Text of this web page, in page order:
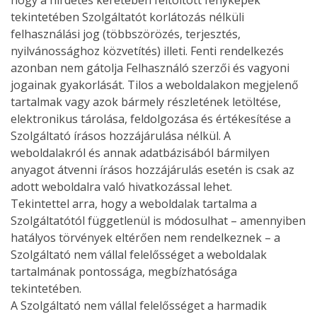
tekintetében Szolgáltatót korlátozás nélküli
felhasználási jog (többszörözés, terjesztés,
nyilvánossághoz közvetítés) illeti. Fenti rendelkezés
azonban nem gátolja Felhasználó szerzői és vagyoni
jogainak gyakorlását. Tilos a weboldalakon megjelenő
tartalmak vagy azok bármely részletének letöltése,
elektronikus tárolása, feldolgozása és értékesítése a
Szolgáltató írásos hozzájárulása nélkül. A
weboldalakról és annak adatbázisából bármilyen
anyagot átvenni írásos hozzájárulás esetén is csak az
adott weboldalra való hivatkozással lehet.
Tekintettel arra, hogy a weboldalak tartalma a
Szolgáltatótól függetlenül is módosulhat – amennyiben
hatályos törvények eltérően nem rendelkeznek – a
Szolgáltató nem vállal felelősséget a weboldalak
tartalmának pontossága, megbízhatósága
tekintetében.
A Szolgáltató nem vállal felelősséget a harmadik